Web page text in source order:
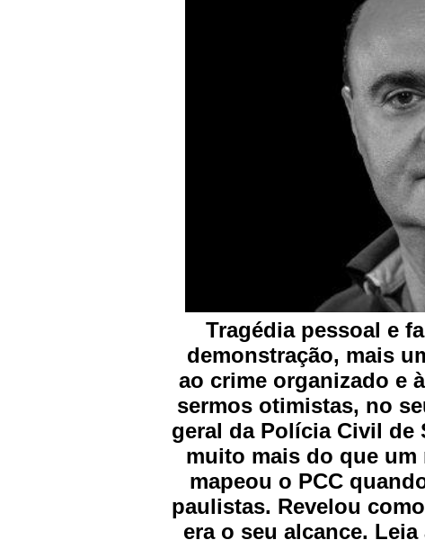
Tragédia pessoal e
demonstração, mais
ao crime organizado e
sermos otimistas, no
geral da Polícia Civil de
muito mais do que um
mapeou o PCC
paulistas. Revelou
era o seu alcance.